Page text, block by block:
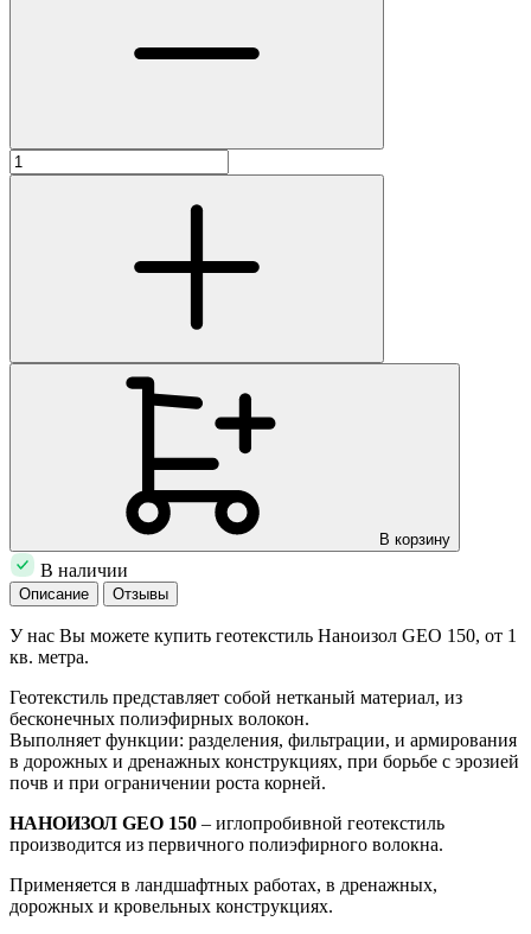
Количество
товара
В корзину
В наличии
Описание Отзывы
У нас Вы можете купить геотекстиль Наноизол GEO 150, от 1
кв. метра.
Геотекстиль представляет собой нетканый материал, из
бесконечных полиэфирных волокон.
Выполняет функции: разделения, фильтрации, и армирования
в дорожных и дренажных конструкциях, при борьбе с эрозией
почв и при ограничении роста корней.
НАНОИЗОЛ GEO 150 – иглопробивной геотекстиль
производится из первичного полиэфирного волокна.
Применяется в ландшафтных работах, в дренажных,
дорожных и кровельных конструкциях.